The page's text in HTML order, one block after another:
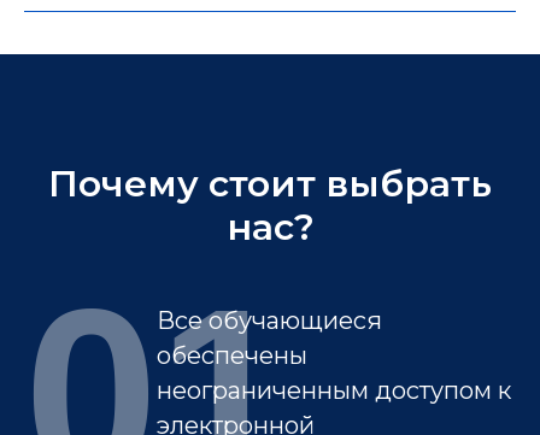
Почему стоит выбрать
нас?
Все обучающиеся
обеспечены
неограниченным доступом к
электронной